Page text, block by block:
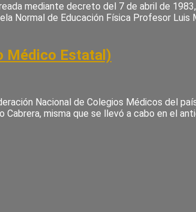
mediante decreto del 7 de abril de
Normal de Educación Física Profesor
Médico Estatal)
Nacional de Colegios Médicos del
misma que se llevó a cabo en el